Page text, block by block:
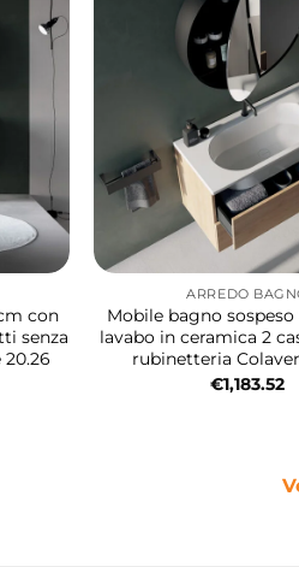
con
senza
ARREDO
Mobile bagno
lavabo in ceramica 2
rubinetteria
€1,183.52